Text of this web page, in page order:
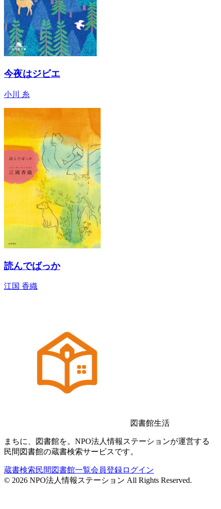
今夜はジビエ
小川 糸
読んでばっか
江国 香織
図書館生活
まちに、図書館を。NPO法人情報ステーションが運営する
民間図書館の蔵書検索サービスです。
蔵書検索民間図書館一覧会員登録ログイン
© 2026 NPO法人情報ステーション All Rights Reserved.